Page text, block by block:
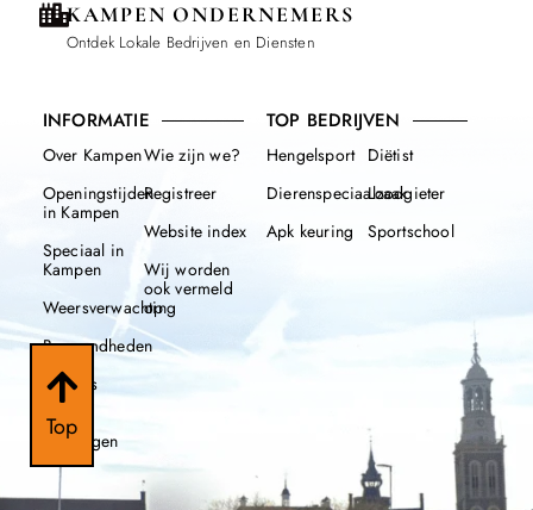
Top
KAMPEN ONDERNEMERS
Ontdek Lokale Bedrijven en Diensten
INFORMATIE
Over Kampen
Openingstijden
in Kampen
Speciaal in
Kampen
Weersverwachting
Beroemdheden
Nieuws
112
meldingen
Wie zijn we?
Registreer
Website index
Wij worden
ook vermeld
op
TOP BEDRIJVEN
Hengelsport
Dierenspeciaalzaak
Apk keuring
Diëtist
Loodgieter
Sportschool